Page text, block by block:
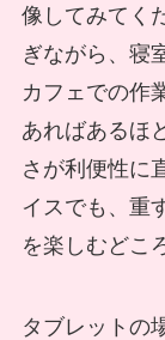
像してみてく
ぎながら、寝
カフェでの作
あればあるほ
さが利便性に
イスでも、重
を楽しむどこ
タブレットの